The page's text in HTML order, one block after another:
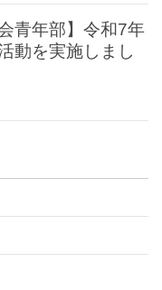
青年部】令和7年
動を実施しまし